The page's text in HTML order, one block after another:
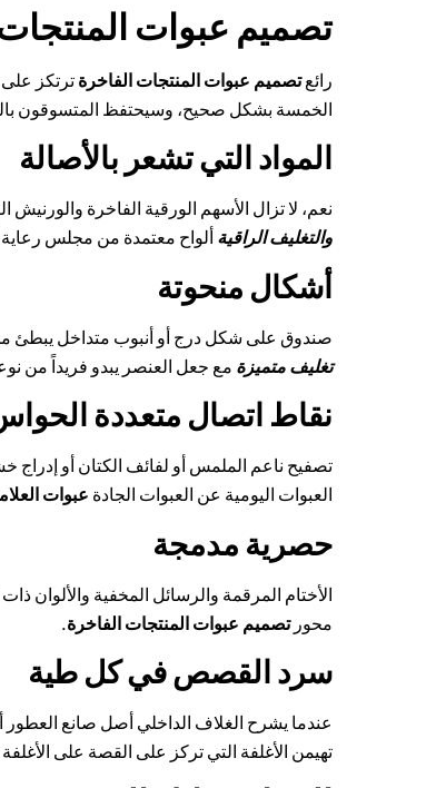
تصميم عبوات المنتجات
رائعتصميم عبوات المنتجات الفاخرة ترتكز
الخمسة بشكل صحيح، وسيحتفظ المتسوقون
المواد التي تشعر بالأصالة
نعم، لا تزال الأسهم الورقية الفاخرة
والتغليف الراقية ألواح معتمدة من مجلس رعاية
أشكال منحوتة
صندوق على شكل درج أو أنبوب متداخل يبطئ
تغليف متميزة مع جعل العنصر يبدو فريداً من
نقاط اتصال متعددة
تصفيح ناعم الملمس أو لفائف الكتان أو
العبوات اليومية عن العبوات الجادة عبوات
حصرية مدمجة
الأختام المرقمة والرسائل المخفية والألوان
محورتصميم عبوات المنتجات الفاخرة.
سرد القصص في كل طية
عندما يشرح الغلاف الداخلي أصل صانع
تهيمن الأغلفة التي تركز على القصة على الأغلفة